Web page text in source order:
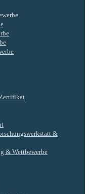
&
& Wettbewerbe